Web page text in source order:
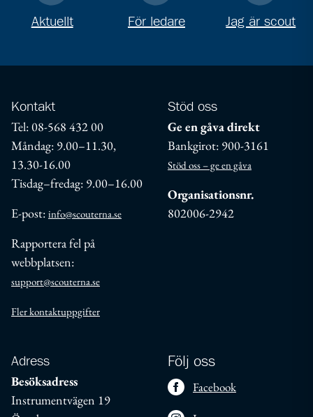
Aktuellt För ledare Jag är scout
Kontakt
Tel: 08-568 432 00
Måndag: 9.00–11.30,
13.30-16.00
Tisdag–fredag: 9.00–16.00
E-post: info@scouterna.se
Rapportera fel på
webbplatsen:
support@scouterna.se
Fler kontaktuppgifter
Stöd oss
Ge en gåva direkt
Bankgirot: 900-3161
Stöd oss – ge en gåva
Organisationsnr.
802006-2942
Adress
Besöksadress
Instrumentvägen 19
Följ oss
Facebook